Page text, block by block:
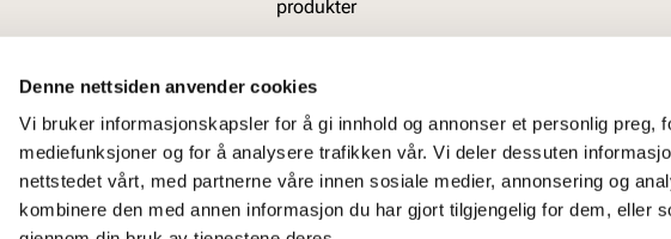
Denne nettsiden anvender cookies
Vi bruker informasjonskapsler for å gi innhold og annonser et personlig preg,
mediefunksjoner og for å analysere trafikken vår. Vi deler dessuten
nettstedet vårt, med partnerne våre innen sosiale medier, annonsering og
kombinere den med annen informasjon du har gjort tilgjengelig for dem, eller
produkter